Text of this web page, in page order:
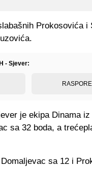
Prokosovića i
- Sjever:
je ekipa Dinama iz
sa 32 boda, a
sa 12 i